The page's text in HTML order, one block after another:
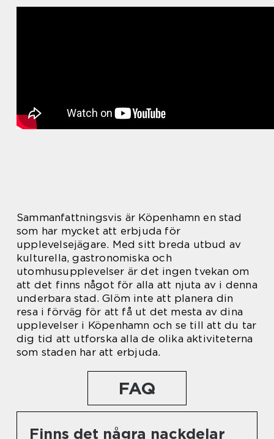
Sammanfattningsvis är Köpenhamn en stad
som har mycket att erbjuda för
upplevelsejägare. Med sitt breda utbud av
kulturella, gastronomiska och
utomhusupplevelser är det ingen tvekan om
att det finns något för alla att njuta av i denna
underbara stad. Glöm inte att planera din
resa i förväg för att få ut det mesta av dina
upplevelser i Köpenhamn och se till att du tar
dig tid att utforska alla de olika aktiviteterna
som staden har att erbjuda.
FAQ
Finns det några nackdelar